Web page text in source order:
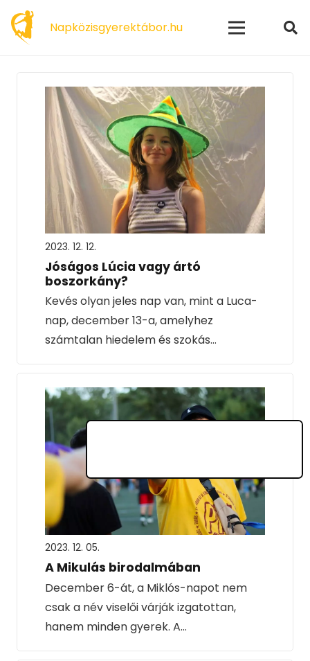
Napközisgyerektábor.hu
2023. 12. 12.
Jóságos Lúcia vagy ártó
boszorkány?
Kevés olyan jeles nap van, mint a Luca-
nap, december 13-a, amelyhez
számtalan hiedelem és szokás…
2023. 12. 05.
A Mikulás birodalmában
December 6-át, a Miklós-napot nem
csak a név viselői várják izgatottan,
hanem minden gyerek. A…